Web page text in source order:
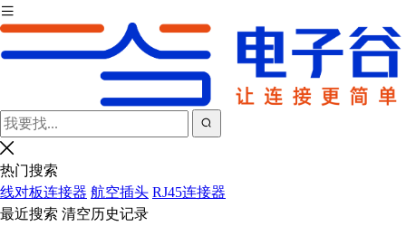
热门搜索
线对板连接器 航空插头 RJ45连接器
最近搜索 清空历史记录